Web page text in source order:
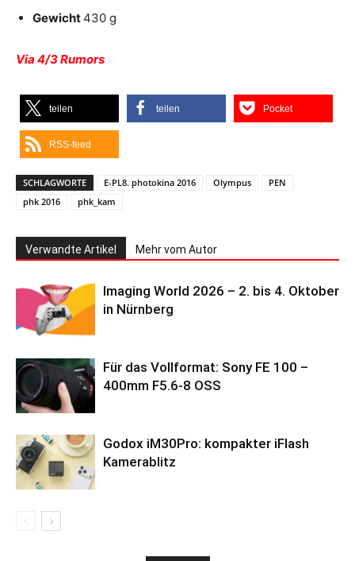
Gewicht430 g
Via 4/3 Rumors
teilen teilen Pocket
RSS-feed
SCHLAGWORTE E-PL8. photokina 2016 Olympus
PEN
phk 2016
phk_kam
Verwandte Artikel Mehr vom Autor
Imaging World 2026 – 2. bis 4. Oktober
in Nürnberg
Für das Vollformat: Sony FE 100 –
400mm F5.6-8 OSS
Godox iM30Pro: kompakter iFlash
Kamerablitz